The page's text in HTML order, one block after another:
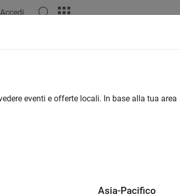
Accedi
eventi e offerte locali. In base alla tua area
Asia-Pacifico